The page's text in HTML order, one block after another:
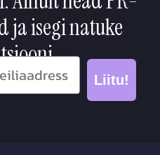
ja isegi natuke
Liitu!